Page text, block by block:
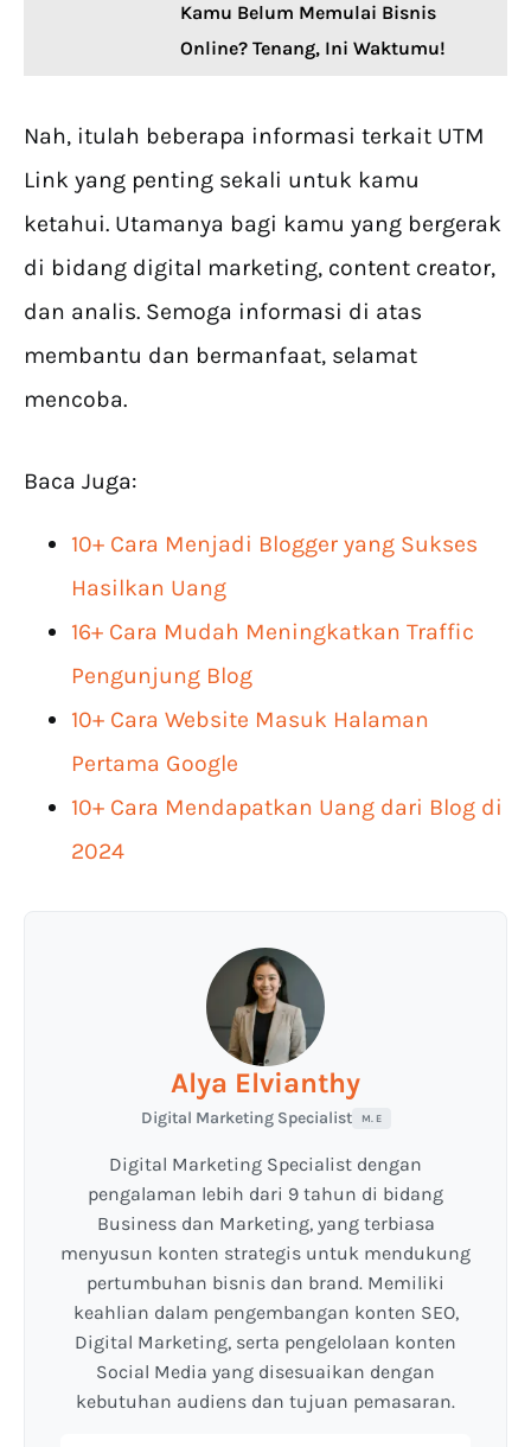
Kamu Belum Memulai Bisnis
Online? Tenang, Ini Waktumu!
Nah, itulah beberapa informasi terkait UTM
Link yang penting sekali untuk kamu
ketahui. Utamanya bagi kamu yang bergerak
di bidang digital marketing, content creator,
dan analis. Semoga informasi di atas
membantu dan bermanfaat, selamat
mencoba.
Baca Juga:
10+ Cara Menjadi Blogger yang Sukses
Hasilkan Uang
16+ Cara Mudah Meningkatkan Traffic
Pengunjung Blog
10+ Cara Website Masuk Halaman
Pertama Google
10+ Cara Mendapatkan Uang dari Blog di
2024
Alya Elvianthy
Digital Marketing Specialist M. E
Digital Marketing Specialist dengan
pengalaman lebih dari 9 tahun di bidang
Business dan Marketing, yang terbiasa
menyusun konten strategis untuk mendukung
pertumbuhan bisnis dan brand. Memiliki
keahlian dalam pengembangan konten SEO,
Digital Marketing, serta pengelolaan konten
Social Media yang disesuaikan dengan
kebutuhan audiens dan tujuan pemasaran.